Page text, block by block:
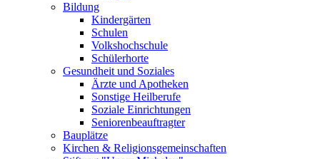
Bildung
Kindergärten
Schulen
Volkshochschule
Schülerhorte
Gesundheit und Soziales
Ärzte und Apotheken
Sonstige Heilberufe
Soziale Einrichtungen
Seniorenbeauftragter
Bauplätze
Kirchen & Religionsgemeinschaften